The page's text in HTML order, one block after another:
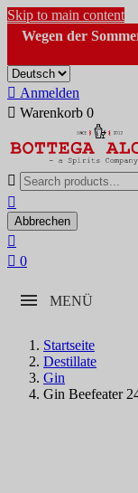
Skip to main content
Wegen der
 Anmelden
 Warenkorb 0


Abbrechen

 0
MENÜ
Startseite
Destillate
Gin
Gin Beefeater